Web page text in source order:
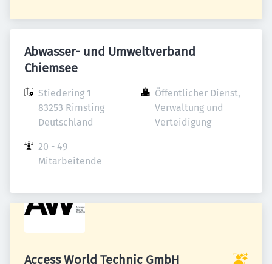
Abwasser- und Umweltverband
Chiemsee
Stiedering 1
83253 Rimsting
Deutschland
Öffentlicher Dienst,
Verwaltung und
Verteidigung
20 - 49
Mitarbeitende
Access World Technic GmbH